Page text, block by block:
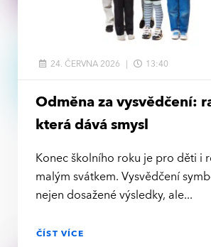
Odměna za vysvědčení:
která dává smysl
Konec školního roku je pro děti i
malým svátkem. Vysvědčení
nejen dosažené výsledky, ale
ČÍST VÍCE
24. ČERVNA 2026 13:40